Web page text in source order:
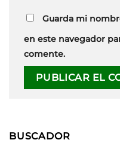
Guarda mi
en este navegador
comente.
BUSCADOR